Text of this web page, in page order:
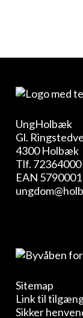
UngHolbæk
Gl.
4300 Holbæk
Tlf. 72364000
EAN
Sitemap
Link til
Sikker